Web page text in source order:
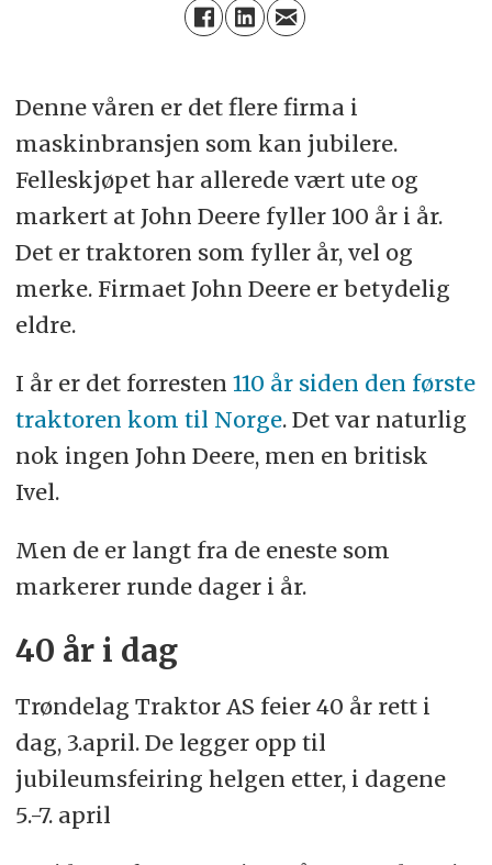
Denne våren er det flere firma i
maskinbransjen som kan jubilere.
Felleskjøpet har allerede vært ute og
markert at John Deere fyller 100 år i år.
Det er traktoren som fyller år, vel og
merke. Firmaet John Deere er betydelig
eldre.
I år er det forresten 110 år siden den første
traktoren kom til Norge. Det var naturlig
nok ingen John Deere, men en britisk
Ivel.
Men de er langt fra de eneste som
markerer runde dager i år.
40 år i dag
Trøndelag Traktor AS feier 40 år rett i
dag, 3.april. De legger opp til
jubileumsfeiring helgen etter, i dagene
5.-7. april